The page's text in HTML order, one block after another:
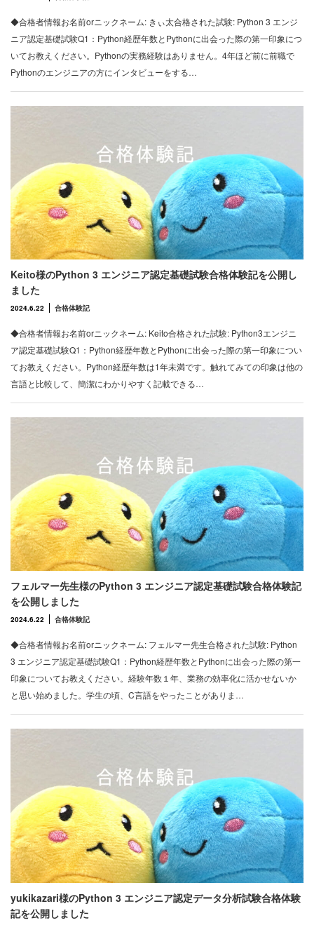
◆合格者情報お名前orニックネーム: きぃ太合格された試験: Python 3 エンジ
ニア認定基礎試験Q1：Python経歴年数とPythonに出会った際の第一印象につ
いてお教えください。Pythonの実務経験はありません。4年ほど前に前職で
Pythonのエンジニアの方にインタビューをする…
Keito様のPython 3 エンジニア認定基礎試験合格体験記を公開し
ました
2024.6.22 合格体験記
◆合格者情報お名前orニックネーム: Keito合格された試験: Python3エンジニ
ア認定基礎試験Q1：Python経歴年数とPythonに出会った際の第一印象につい
てお教えください。Python経歴年数は1年未満です。触れてみての印象は他の
言語と比較して、簡潔にわかりやすく記載できる…
フェルマー先生様のPython 3 エンジニア認定基礎試験合格体験記
を公開しました
2024.6.22 合格体験記
◆合格者情報お名前orニックネーム: フェルマー先生合格された試験: Python
3 エンジニア認定基礎試験Q1：Python経歴年数とPythonに出会った際の第一
印象についてお教えください。経験年数１年、業務の効率化に活かせないか
と思い始めました。学生の頃、C言語をやったことがありま…
yukikazari様のPython 3 エンジニア認定データ分析試験合格体験
記を公開しました